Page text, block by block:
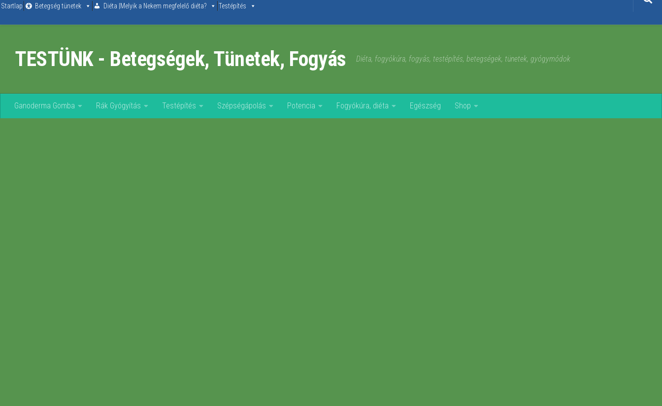
Skip to content
Startlap Betegség tünetek Diéta |Melyik a Nekem megfelelő diéta? Testépítés
TESTÜNK - Betegségek, Tünetek, Fogyás Diéta, fogyókúra, fogyás, testépítés, betegségek, tünetek, gyógymódok
Ganoderma Gomba Rák Gyógyítás Testépítés Szépségápolás Potencia Fogyókúra, diéta Egészség Shop